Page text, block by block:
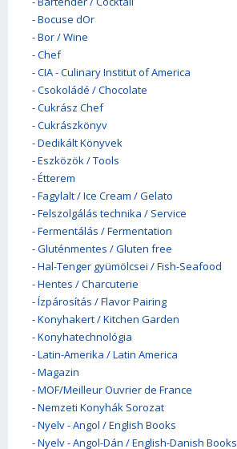
-Bocuse dOr
-Bor / Wine
-Chef
-CIA - Culinary Institut of America
-Csokoládé / Chocolate
-Cukrász Chef
-Cukrászkönyv
-Dedikált Könyvek
-Eszközök / Tools
-Étterem
-Fagylalt / Ice Cream / Gelato
-Felszolgálás technika / Service
-Fermentálás / Fermentation
-Gluténmentes / Gluten free
-Hal-Tenger gyümölcsei / Fish-Seafood
-Hentes / Charcuterie
-Ízpárosítás / Flavor Pairing
-Konyhakert / Kitchen Garden
-Konyhatechnológia
-Latin-Amerika / Latin America
-Magazin
-MOF/Meilleur Ouvrier de France
-Nemzeti Konyhák Sorozat
-Nyelv - Angol / English Books
-Nyelv - Angol-Dán / English-Danish Books